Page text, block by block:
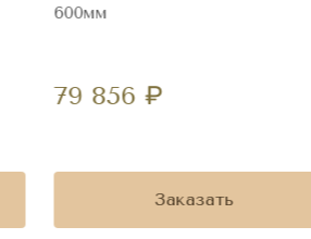
600мм
79 856 ₽
Заказать